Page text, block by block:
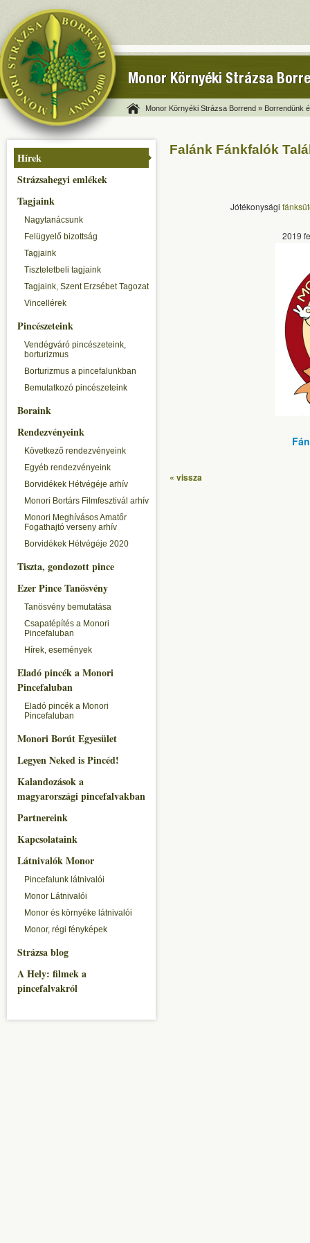
Monor Környéki Strázsa
Monor Környéki Strázsa Borrend » Borrendünk
Hírek
Strázsahegyi emlékek
Tagjaink
Nagytanácsunk
Felügyelő bizottság
Tagjaink
Tiszteletbeli tagjaink
Tagjaink, Szent Erzsébet Tagozat
Vincellérek
Pincészeteink
Vendégváró pincészeteink,
borturizmus
Borturizmus a pincefalunkban
Bemutatkozó pincészeteink
Boraink
Rendezvényeink
Következő rendezvényeink
Egyéb rendezvényeink
Borvidékek Hétvégéje arhív
Monori Bortárs Filmfesztivál arhív
Monori Meghívásos Amatőr
Fogathajtó verseny arhív
Borvidékek Hétvégéje 2020
Tiszta, gondozott pince
Ezer Pince Tanösvény
Tanösvény bemutatása
Csapatépítés a Monori
Pincefaluban
Hírek, események
Eladó pincék a Monori
Pincefaluban
Eladó pincék a Monori
Pincefaluban
Monori Borút Egyesület
Legyen Neked is Pincéd!
Kalandozások a
magyarországi pincefalvakban
Partnereink
Kapcsolataink
Látnivalók Monor
Pincefalunk látnivalói
Monor Látnivalói
Monor és környéke látnivalói
Monor, régi fényképek
Strázsa blog
A Hely: filmek a
pincefalvakról
Falánk Fánkfalók
Jótékonysági
2019
« vissza